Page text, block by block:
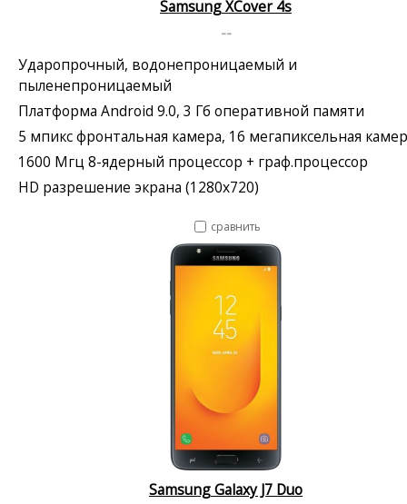
Samsung XCover 4s
--
Ударопрочный, водонепроницаемый и
пыленепроницаемый
Платформа Android 9.0, 3 Гб оперативной памяти
5 мпикс фронтальная камера, 16 мегапиксельная
1600 Мгц 8-ядерный процессор + граф.процессор
HD разрешение экрана (1280x720)
сравнить
Samsung Galaxy J7 Duo